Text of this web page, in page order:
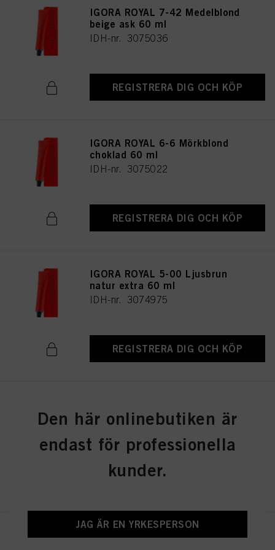
IGORA ROYAL 7-42 Medelblond
beige ask 60 ml
IDH-nr. 3075036
REGISTRERA DIG OCH KÖP
IGORA ROYAL 6-6 Mörkblond
choklad 60 ml
IDH-nr. 3075022
REGISTRERA DIG OCH KÖP
IGORA ROYAL 5-00 Ljusbrun
natur extra 60 ml
IDH-nr. 3074975
REGISTRERA DIG OCH KÖP
koppar extra 60 ml
REGISTRERA DIG OCH KÖP
IGORA ROYAL 6-0 Mörkblond
Den här onlinebutiken är
endast för professionella
kunder.
JAG ÄR EN YRKESPERSON
ovan angivna ändamål. Om du klickar på ”Avvisa” används endast cookies
som är tekniskt nödvändiga för att tillhandahålla denna webbplats.